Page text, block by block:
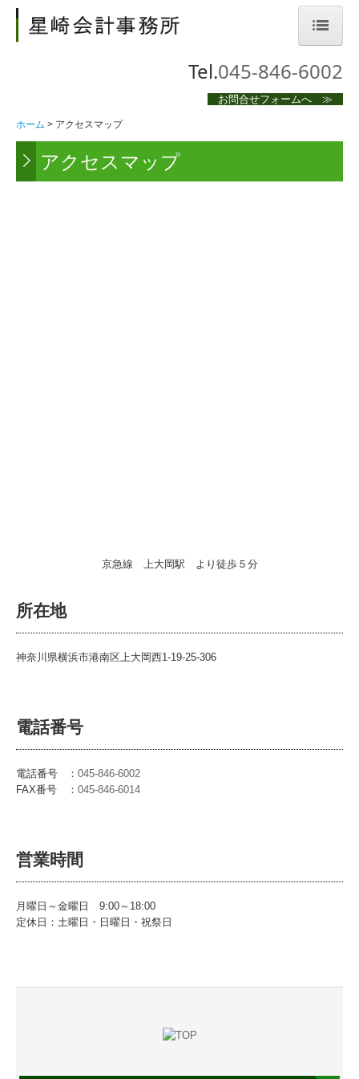
料金について
Tel.045-846-6002
お問合せフォームへ ≫
ホーム アクセスマップ
アクセスマップ
京急線 上大岡駅 より徒歩５分
所在地
神奈川県横浜市港南区上大岡西1-19-25-306
電話番号
電話番号 ： 045-846-6002
FAX番号
： 045-846-6014
営業時間
月曜日～金曜日 9:00～18:00
定休日：土曜日・日曜日・祝祭日